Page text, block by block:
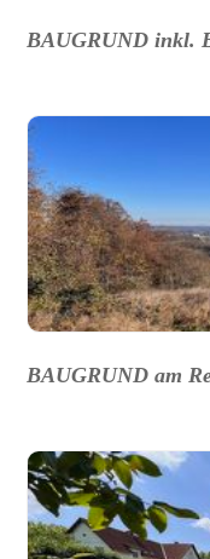
BAUGRUND inkl.
BAUGRUND am